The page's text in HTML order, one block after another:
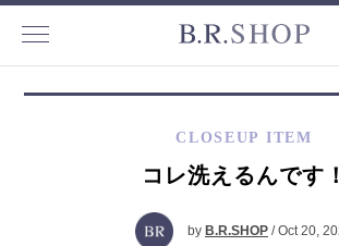
CLOSEUP ITEM
コレ洗えるんです！
by B.R.SHOP / Oct 20,